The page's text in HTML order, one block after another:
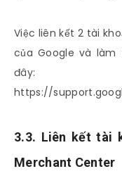
Việc liên kết 2 tài
của Google và
đây:
https://
3.3. Liên kết tài
Merchant Center